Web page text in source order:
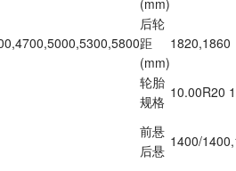
(mm)
后轮
距
(mm)
1820,1860
轮胎
规格
10.00R20
前悬
后悬
1400/